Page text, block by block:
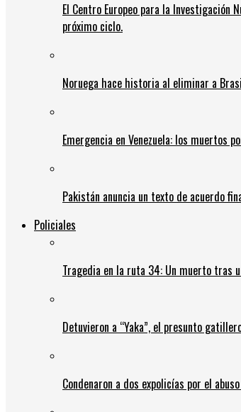
El Centro Europeo para la
próximo ciclo.
Noruega hace historia al eliminar a
Emergencia en Venezuela: los muertos
Pakistán anuncia un texto de acuerdo
Policiales
Tragedia en la ruta 34: Un muerto tras
Detuvieron a “Yaka”, el presunto
Condenaron a dos expolicías por el